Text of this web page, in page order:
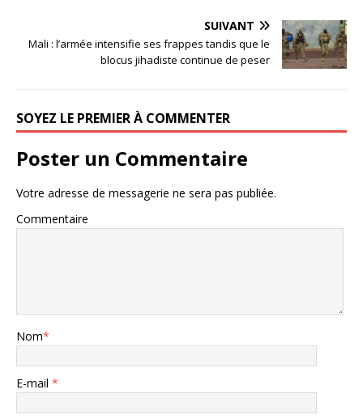
SUIVANT
Mali : l’armée intensifie ses frappes tandis que le
blocus jihadiste continue de peser
SOYEZ LE PREMIER À COMMENTER
Poster un Commentaire
Votre adresse de messagerie ne sera pas publiée.
Commentaire
Nom*
E-mail *